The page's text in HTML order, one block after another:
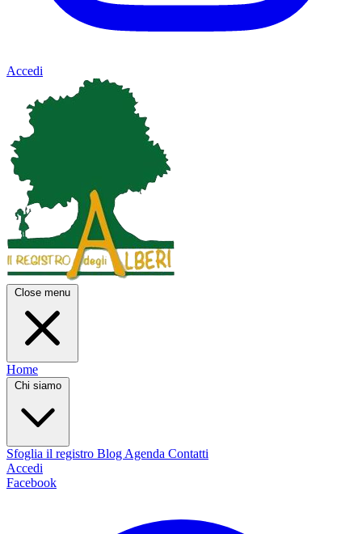
Accedi
Close menu
Home
Chi siamo
Sfoglia il registro Blog Agenda Contatti
Accedi
Facebook